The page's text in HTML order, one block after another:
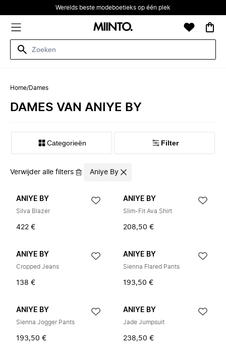
Werelds beste modeboetieks op één plek
Home/Dames
DAMES VAN ANIYE BY
Categorieën Filter
Verwijder alle filters Aniye By
ANIYE BY
Silva Blazer
422 €
ANIYE BY
Slim-Fit Ava Shirt
208,50 €
ANIYE BY
Cropped Jeans
138 €
ANIYE BY
Sienna Flared Pants
193,50 €
ANIYE BY
Sienna Jogger Pants
193,50 €
ANIYE BY
Jade Jumpsuit
238,50 €